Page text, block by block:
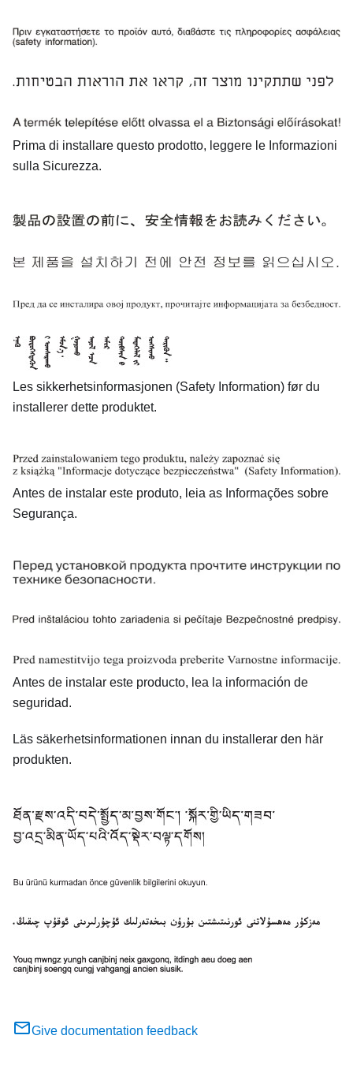
Prima di installare questo prodotto, leggere le Informazioni
sulla Sicurezza.
Les sikkerhetsinformasjonen (Safety Information) før du
installerer dette produktet.
Antes de instalar este produto, leia as Informações sobre
Segurança.
Antes de instalar este producto, lea la información de
seguridad.
Läs säkerhetsinformationen innan du installerar den här
produkten.
Give documentation feedback